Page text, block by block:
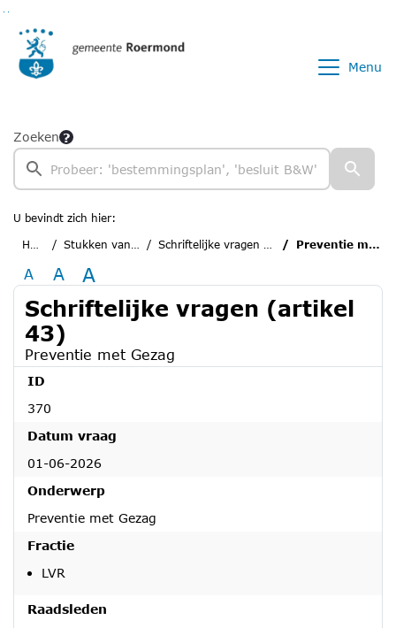
Menu
Zoeken
U bevindt zich hier:
Home
Stukken van de raad Schriftelijke vragen (artikel 43) Preventie met Gezag
A A A
Schriftelijke vragen (artikel
43)
Preventie met Gezag
ID
370
Datum vraag
01-06-2026
Onderwerp
Preventie met Gezag
Fractie
LVR
Raadsleden